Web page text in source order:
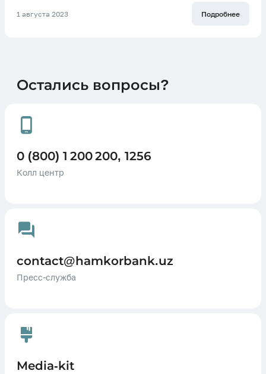
1 августа 2023 Подробнее
Остались вопросы?
0 (800) 1 200 200, 1256
Колл центр
contact@hamkorbank.uz
Пресс-служба
Media-kit